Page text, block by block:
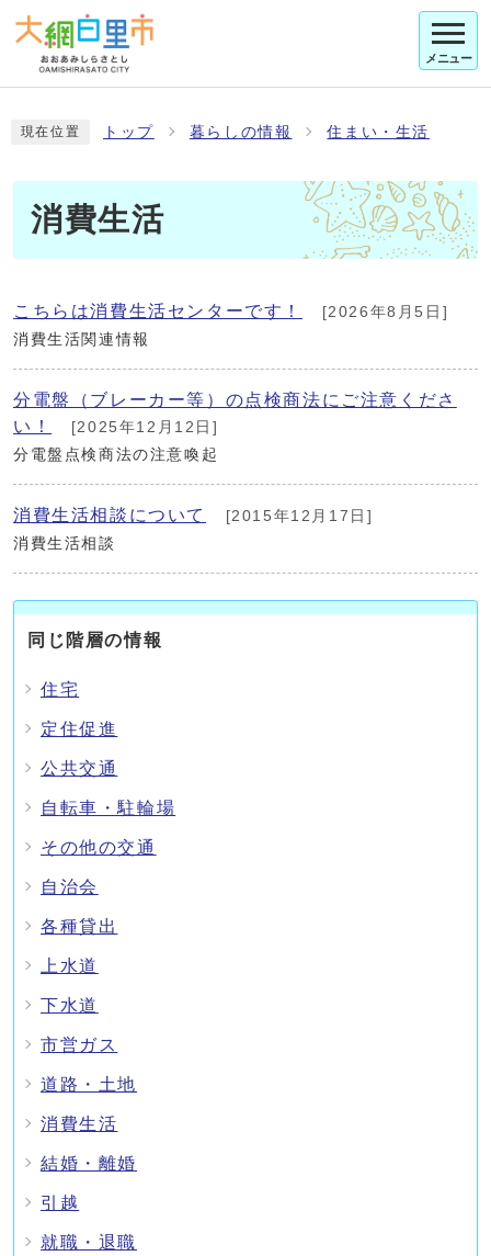
メニュー
現在位置 トップ 暮らしの情報 住まい・生活
消費生活
こちらは消費生活センターです！
[2026年8月5日]
消費生活関連情報
分電盤（ブレーカー等）の点検商法にご注意くださ
い！
[2025年12月12日]
分電盤点検商法の注意喚起
消費生活相談について
[2015年12月17日]
消費生活相談
同じ階層の情報
住宅
定住促進
公共交通
自転車・駐輪場
その他の交通
自治会
各種貸出
上水道
下水道
市営ガス
道路・土地
消費生活
結婚・離婚
引越
就職・退職